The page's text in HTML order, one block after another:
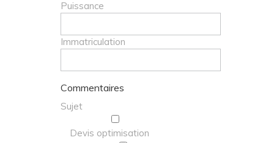
Puissance
Immatriculation
Commentaires
Sujet
Devis optimisation